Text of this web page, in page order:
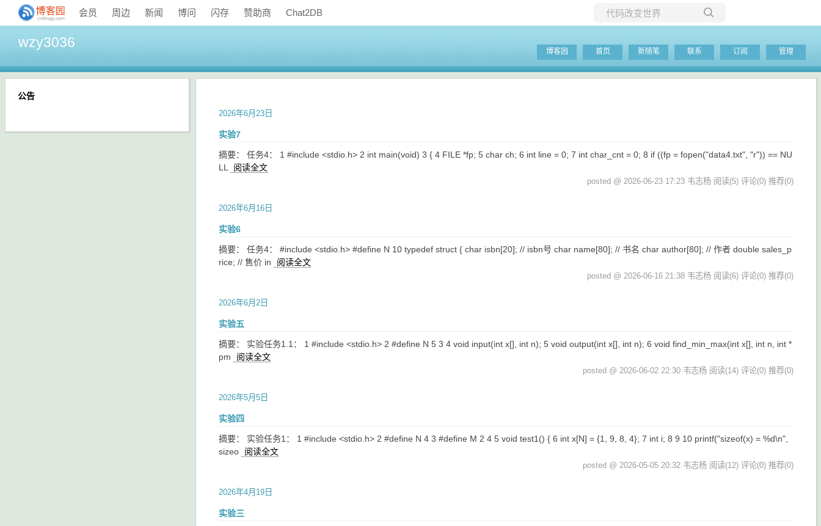
会员 周边 新闻 博问 闪存 赞助商 Chat2DB
当前博客
wzy3036
博客园 首页 新随笔 联系 订阅 管理
2026年6月23日
实验7
摘要： 任务4： 1 #include <stdio.h> 2 int main(void) 3 { 4 FILE *fp; 5 char ch; 6 int line = 0; 7 int char_cnt = 0; 8 if ((fp = fopen("data4.txt", "r")) == NU
LL
阅读全文
posted @ 2026-06-23 17:23 韦志杨 阅读(5) 评论(0) 推荐(0)
2026年6月16日
实验6
摘要： 任务4： #include <stdio.h> #define N 10 typedef struct { char isbn[20]; // isbn号 char name[80]; // 书名 char author[80]; // 作者 double sales_p
rice; // 售价 in
阅读全文
posted @ 2026-06-16 21:38 韦志杨 阅读(6) 评论(0) 推荐(0)
2026年6月2日
实验五
摘要： 实验任务1.1： 1 #include <stdio.h> 2 #define N 5 3 4 void input(int x[], int n); 5 void output(int x[], int n); 6 void find_min_max(int x[], int n, int *
pm
阅读全文
posted @ 2026-06-02 22:30 韦志杨 阅读(14) 评论(0) 推荐(0)
2026年5月5日
实验四
摘要： 实验任务1： 1 #include <stdio.h> 2 #define N 4 3 #define M 2 4 5 void test1() { 6 int x[N] = {1, 9, 8, 4}; 7 int i; 8 9 10 printf("sizeof(x) = %d\n",
sizeo
阅读全文
posted @ 2026-05-05 20:32 韦志杨 阅读(12) 评论(0) 推荐(0)
2026年4月19日
实验三
公告